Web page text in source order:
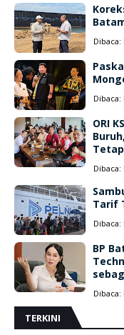
Dibaca:
Dibaca:
ORI
Dibaca:
Tarif
Dibaca:
BP
Dibaca:
TERKINI